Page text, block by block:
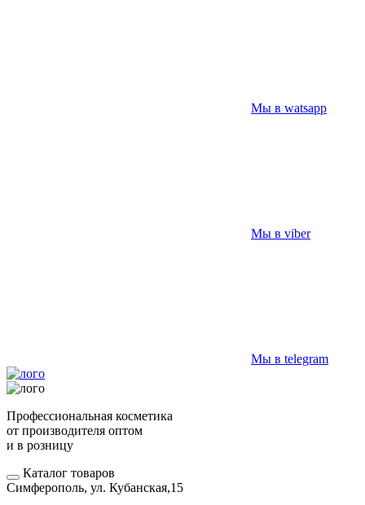
Мы в watsapp
Мы в viber
Мы в telegram
Профессиональная косметика
от производителя оптом
и в розницу
Каталог товаров
Симферополь, ул. Кубанская,15